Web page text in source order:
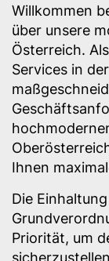
Willkommen
über unsere
Österreich.
Services in
Ihnen
Die
Priorität, um